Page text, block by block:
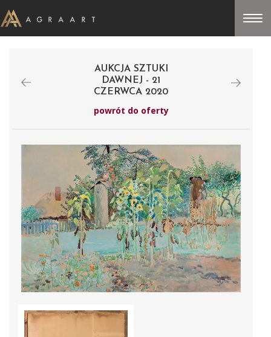
AUKCJA SZTUKI
DAWNEJ - 21
CZERWCA 2020
powrót do oferty